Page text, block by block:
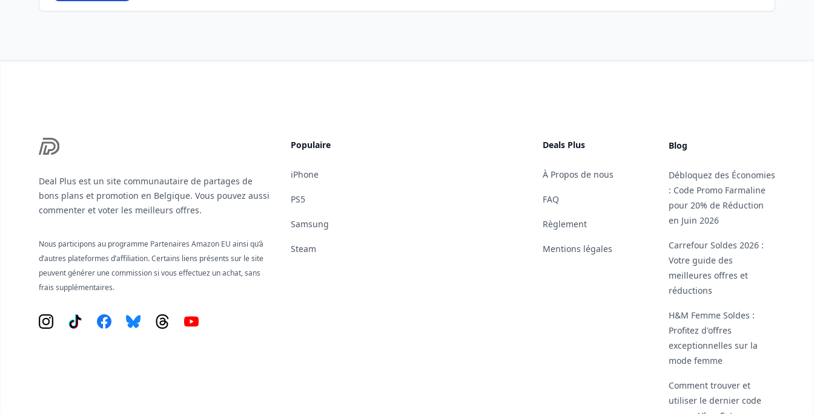
Deal Plus est un site communautaire de partages de
bons plans et promotion en Belgique. Vous pouvez aussi
commenter et voter les meilleurs offres.
Nous participons au programme Partenaires Amazon EU ainsi qu’à
d’autres plateformes d’affiliation. Certains liens présents sur le site
peuvent générer une commission si vous effectuez un achat, sans
frais supplémentaires.
Instagram
Tiktok FacebookBlueskyThreadsYouTube
Populaire
iPhone
PS5
Samsung
Steam
Deals Plus
À Propos de nous
FAQ
Règlement
Mentions légales
Blog
Débloquez des Économies
: Code Promo Farmaline
pour 20% de Réduction
en Juin 2026
Carrefour Soldes 2026 :
Votre guide des
meilleures offres et
réductions
H&M Femme Soldes :
Profitez d'offres
exceptionnelles sur la
mode femme
Comment trouver et
utiliser le dernier code